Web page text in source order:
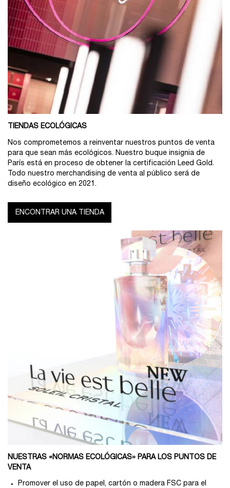
TIENDAS ECOLÓGICAS
Nos comprometemos a reinventar nuestros puntos de venta
para que sean más ecológicos. Nuestro buque insignia de
París está en proceso de obtener la certificación Leed Gold.
Todo nuestro merchandising de venta al público será de
diseño ecológico en 2021.
ENCONTRAR UNA TIENDA
NUESTRAS «NORMAS ECOLÓGICAS» PARA LOS PUNTOS DE
VENTA
Promover el uso de papel, cartón o madera FSC para el